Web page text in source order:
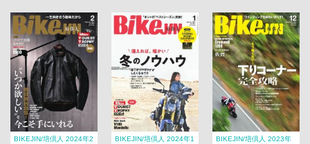
BIKEJIN/培倶人 2024年2
BIKEJIN/培倶人 2024年1
BIKEJIN/培倶人 2023年